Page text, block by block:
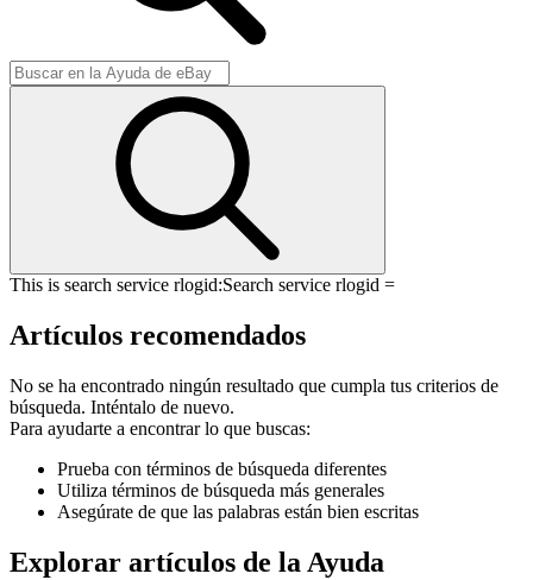
This is search service rlogid:Search service rlogid =
Artículos recomendados
No se ha encontrado ningún resultado que cumpla tus criterios de
búsqueda. Inténtalo de nuevo.
Para ayudarte a encontrar lo que buscas:
Prueba con términos de búsqueda diferentes
Utiliza términos de búsqueda más generales
Asegúrate de que las palabras están bien escritas
Explorar artículos de la Ayuda